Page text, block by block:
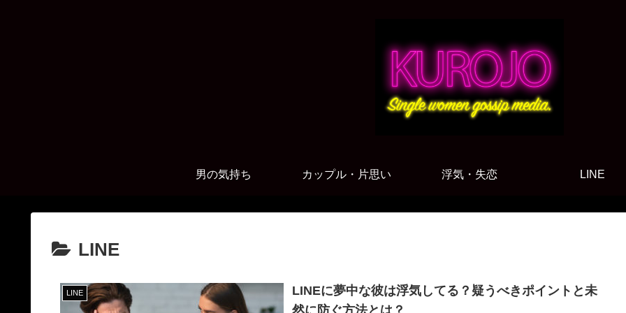
男の気持ち カップル・片思い 浮気・失恋 LINE
LINE
LINE
LINEに夢中な彼は浮気してる？疑うべきポイントと未
然に防ぐ方法とは？